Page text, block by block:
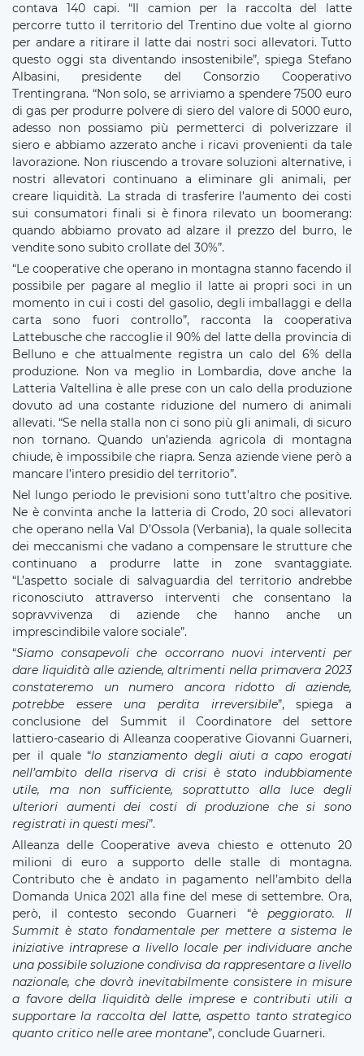
contava 140 capi. “Il camion per la raccolta del latte
percorre tutto il territorio del Trentino due volte al giorno
per andare a ritirare il latte dai nostri soci allevatori. Tutto
questo oggi sta diventando insostenibile”, spiega Stefano
Albasini, presidente del Consorzio Cooperativo
Trentingrana. “Non solo, se arriviamo a spendere 7500 euro
di gas per produrre polvere di siero del valore di 5000 euro,
adesso non possiamo più permetterci di polverizzare il
siero e abbiamo azzerato anche i ricavi provenienti da tale
lavorazione. Non riuscendo a trovare soluzioni alternative, i
nostri allevatori continuano a eliminare gli animali, per
creare liquidità. La strada di trasferire l’aumento dei costi
sui consumatori finali si è finora rilevato un boomerang:
quando abbiamo provato ad alzare il prezzo del burro, le
vendite sono subito crollate del 30%”.
“Le cooperative che operano in montagna stanno facendo il
possibile per pagare al meglio il latte ai propri soci in un
momento in cui i costi del gasolio, degli imballaggi e della
carta sono fuori controllo”, racconta la cooperativa
Lattebusche che raccoglie il 90% del latte della provincia di
Belluno e che attualmente registra un calo del 6% della
produzione. Non va meglio in Lombardia, dove anche la
Latteria Valtellina è alle prese con un calo della produzione
dovuto ad una costante riduzione del numero di animali
allevati. “Se nella stalla non ci sono più gli animali, di sicuro
non tornano. Quando un’azienda agricola di montagna
chiude, è impossibile che riapra. Senza aziende viene però a
mancare l’intero presidio del territorio”.
Nel lungo periodo le previsioni sono tutt’altro che positive.
Ne è convinta anche la latteria di Crodo, 20 soci allevatori
che operano nella Val D’Ossola (Verbania), la quale sollecita
dei meccanismi che vadano a compensare le strutture che
continuano a produrre latte in zone svantaggiate.
“L’aspetto sociale di salvaguardia del territorio andrebbe
riconosciuto attraverso interventi che consentano la
sopravvivenza di aziende che hanno anche un
imprescindibile valore sociale”.
“Siamo consapevoli che occorrano nuovi interventi per
dare liquidità alle aziende, altrimenti nella primavera 2023
constateremo un numero ancora ridotto di aziende,
potrebbe essere una perdita irreversibile”, spiega a
conclusione del Summit il Coordinatore del settore
lattiero-caseario di Alleanza cooperative Giovanni Guarneri,
per il quale “lo stanziamento degli aiuti a capo erogati
nell’ambito della riserva di crisi è stato indubbiamente
utile, ma non sufficiente, soprattutto alla luce degli
ulteriori aumenti dei costi di produzione che si sono
registrati in questi mesi”.
Alleanza delle Cooperative aveva chiesto e ottenuto 20
milioni di euro a supporto delle stalle di montagna.
Contributo che è andato in pagamento nell’ambito della
Domanda Unica 2021 alla fine del mese di settembre. Ora,
però, il contesto secondo Guarneri “è peggiorato. Il
Summit è stato fondamentale per mettere a sistema le
iniziative intraprese a livello locale per individuare anche
una possibile soluzione condivisa da rappresentare a livello
nazionale, che dovrà inevitabilmente consistere in misure
a favore della liquidità delle imprese e contributi utili a
supportare la raccolta del latte, aspetto tanto strategico
quanto critico nelle aree montane”, conclude Guarneri.